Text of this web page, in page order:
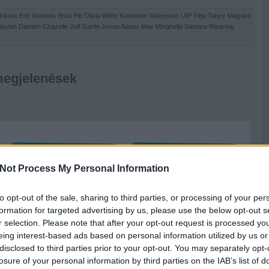
Process My Personal Information
opt-out of the sale, sharing to third parties, or processing of your
for targeted advertising by us, please use the below opt-out
selection. Please note that after your opt-out request is processed
interest-based ads based on personal information utilized by us
to third parties prior to your opt-out. You may separately
of your personal information by third parties on the IAB’s list of
Eric Roberts Brad Pitt Olivia Wilde Katherine Waterston UIP Flea Tobey Maguire
Damien Chazelle Jeff Garlin Jovan Adepo Max Minghella Samara Weaving